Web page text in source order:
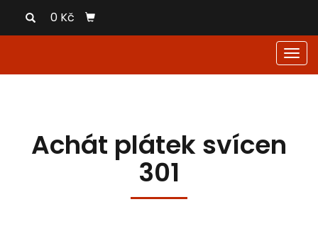
0 Kč
Achát plátek svícen
301